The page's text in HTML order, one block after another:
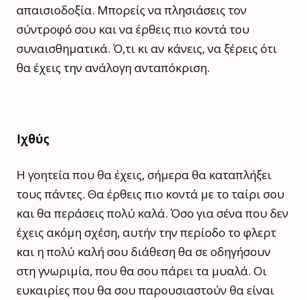
απαισιοδοξία. Μπορείς να πλησιάσεις τον
σύντροφό σου και να έρθεις πιο κοντά του
συναισθηματικά. Ό,τι κι αν κάνεις, να ξέρεις ότι
θα έχεις την ανάλογη ανταπόκριση.
Ιχθύς
Η γοητεία που θα έχεις, σήμερα θα καταπλήξει
τους πάντες. Θα έρθεις πιο κοντά με το ταίρι σου
και θα περάσεις πολύ καλά. Όσο για σένα που δεν
έχεις ακόμη σχέση, αυτήν την περίοδο το φλερτ
και η πολύ καλή σου διάθεση θα σε οδηγήσουν
στη γνωριμία, που θα σου πάρει τα μυαλά. Οι
ευκαιρίες που θα σου παρουσιαστούν θα είναι